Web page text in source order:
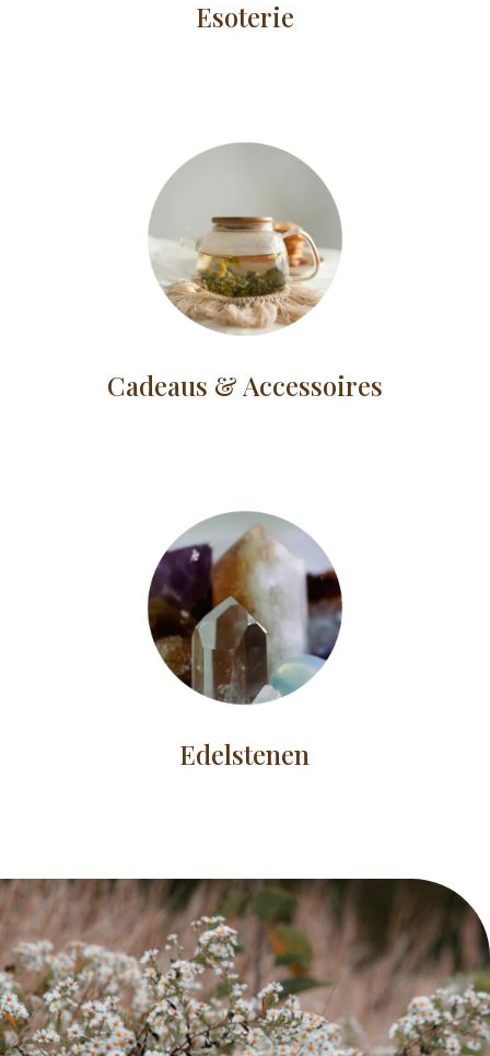
Esoterie
Cadeaus & Accessoires
Edelstenen